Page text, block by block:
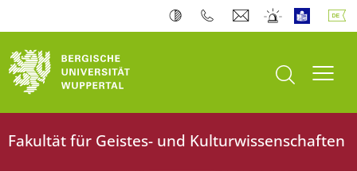
Suche öffnen
Fakultät für Geistes- und Kulturwissenschaften